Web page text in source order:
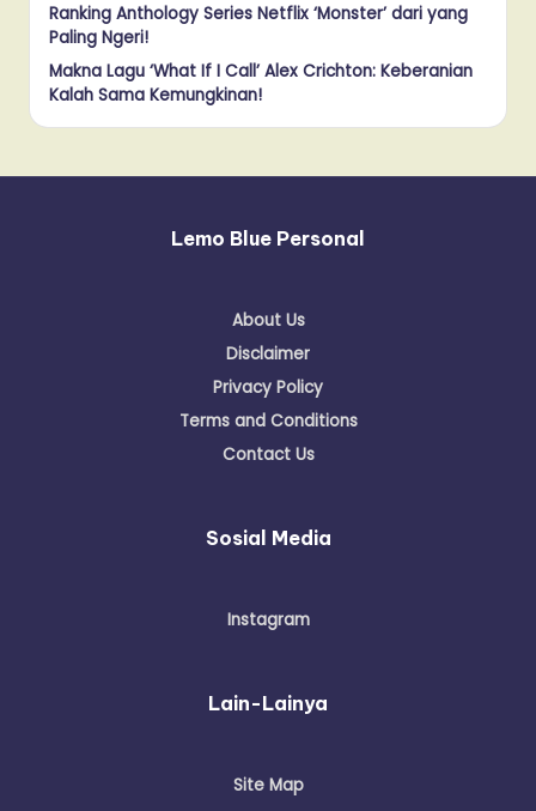
Ranking Anthology Series Netflix ‘Monster’ dari yang
Paling Ngeri!
Makna Lagu ‘What If I Call’ Alex Crichton: Keberanian
Kalah Sama Kemungkinan!
Lemo Blue Personal
About Us
Disclaimer
Privacy Policy
Terms and Conditions
Contact Us
Sosial Media
Instagram
Lain-Lainya
Site Map